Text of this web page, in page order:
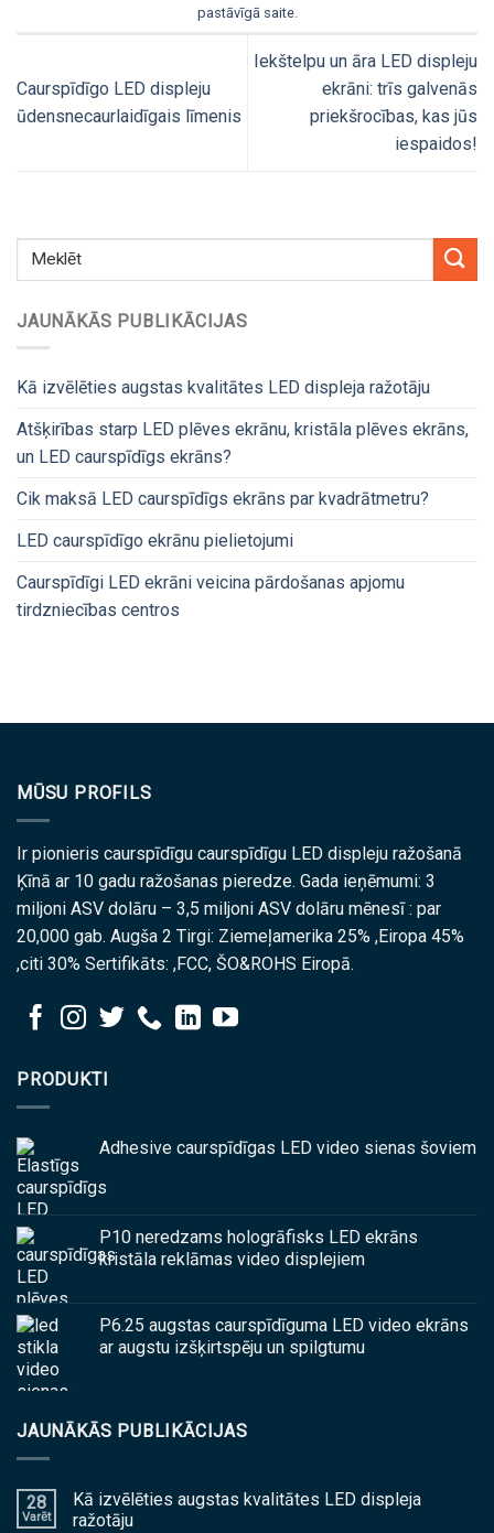
pastāvīgā saite.
Caurspīdīgo LED displeju
ūdensnecaurlaidīgais līmenis
Iekštelpu un āra LED displeju
ekrāni: trīs galvenās
priekšrocības, kas jūs
iespaidos!
JAUNĀKĀS PUBLIKĀCIJAS
Kā izvēlēties augstas kvalitātes LED displeja ražotāju
Atšķirības starp LED plēves ekrānu, kristāla plēves ekrāns,
un LED caurspīdīgs ekrāns?
Cik maksā LED caurspīdīgs ekrāns par kvadrātmetru?
LED caurspīdīgo ekrānu pielietojumi
Caurspīdīgi LED ekrāni veicina pārdošanas apjomu
tirdzniecības centros
MŪSU PROFILS
Ir pionieris caurspīdīgu caurspīdīgu LED displeju ražošanā
Ķīnā ar 10 gadu ražošanas pieredze. Gada ieņēmumi: 3
miljoni ASV dolāru – 3,5 miljoni ASV dolāru mēnesī : par
20,000 gab. Augša 2 Tirgi: Ziemeļamerika 25% ,Eiropa 45%
,citi 30% Sertifikāts: ,FCC, ŠO&ROHS Eiropā.
PRODUKTI
Adhesive caurspīdīgas LED video sienas šoviem
P10 neredzams hologrāfisks LED ekrāns
kristāla reklāmas video displejiem
P6.25 augstas caurspīdīguma LED video ekrāns
ar augstu izšķirtspēju un spilgtumu
JAUNĀKĀS PUBLIKĀCIJAS
28
Varēt
Kā izvēlēties augstas kvalitātes LED displeja
ražotāju